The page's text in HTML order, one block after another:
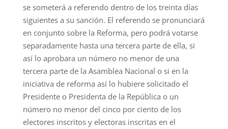
se someterá a referendo dentro de los treinta días
siguientes a su sanción. El referendo se pronunciará
en conjunto sobre la Reforma, pero podrá votarse
separadamente hasta una tercera parte de ella, si
así lo aprobara un número no menor de una
tercera parte de la Asamblea Nacional o si en la
iniciativa de reforma así lo hubiere solicitado el
Presidente o Presidenta de la República o un
número no menor del cinco por ciento de los
electores inscritos y electoras inscritas en el